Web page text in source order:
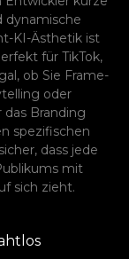
dynamische
KI-Ästhetik ist
für TikTok,
ob Sie Frame-
oder
Branding
spezifischen
dass jede
mit
sich zieht.